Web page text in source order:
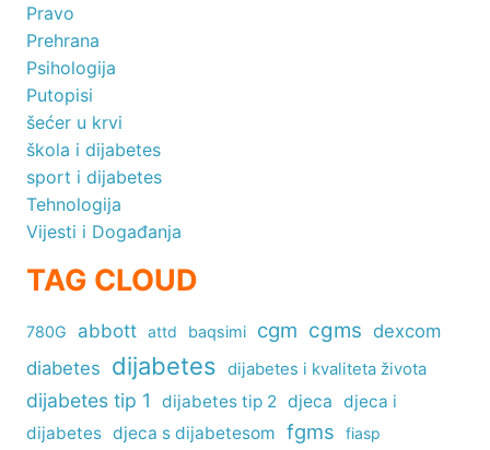
Pravo
Prehrana
Psihologija
Putopisi
šećer u krvi
škola i dijabetes
sport i dijabetes
Tehnologija
Vijesti i Događanja
TAG CLOUD
780G abbott attd baqsimi cgm cgms dexcom
diabetes dijabetes dijabetes i kvaliteta života
dijabetes tip 1 dijabetes tip 2 djeca djeca i
dijabetes djeca s dijabetesom fgms fiasp